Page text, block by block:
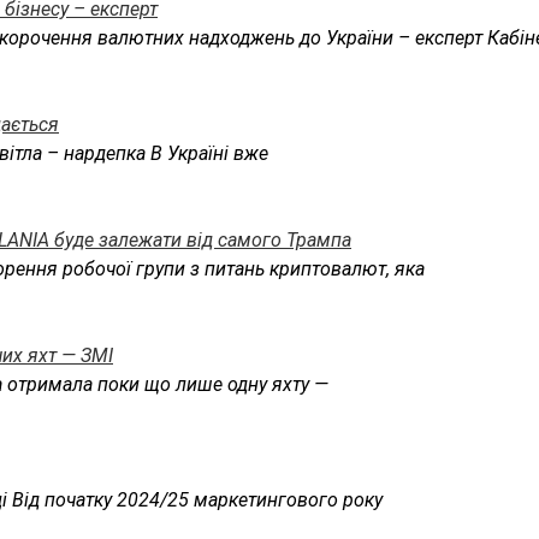
– експерт
валютних надходжень до України – експерт
– нардепка В Україні вже
буде залежати від самого Трампа
робочої групи з питань криптовалют, яка
яхт — ЗМІ
отримала поки що лише одну яхту —
початку 2024/25 маркетингового року